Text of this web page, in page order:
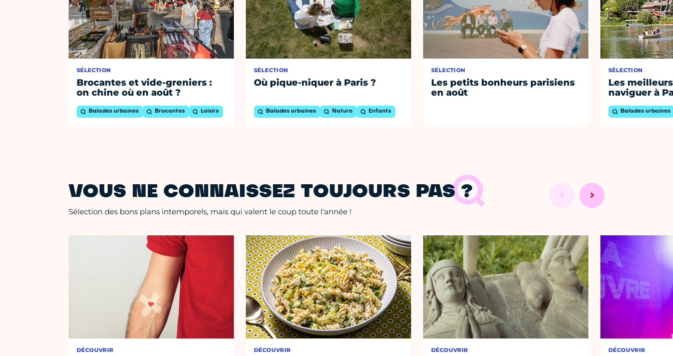
SÉLECTION
Brocantes et vide-greniers :
on chine où en août ?
Balades urbaines Brocantes Loisirs
SÉLECTION
Où pique-niquer à Paris ?
Balades urbaines Nature Enfants
SÉLECTION
Les petits bonheurs parisiens
en août
SÉLECTION
Les
naviguer à
Balades urbaines
VOUS NE CONNAISSEZ TOUJOURS PAS ?
Sélection des bons plans intemporels, mais qui valent le coup toute l'année !
DÉCOUVRIR DÉCOUVRIR DÉCOUVRIR DÉCOUVRIR